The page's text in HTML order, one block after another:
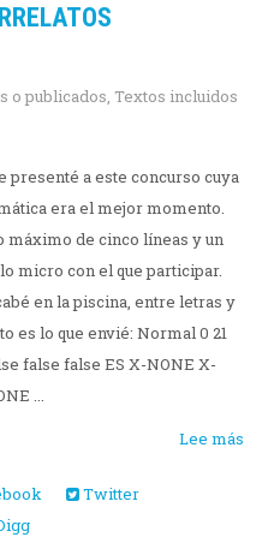
o publicados Textos incluidos
presenté a este concurso cuya
era el mejor momento.
máximo de cinco líneas y un
micro con el que participar.
en la piscina, entre letras y
es lo que envié: Normal 0 21
false false ES X-NONE X-
...
Lee más
Twitter